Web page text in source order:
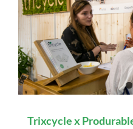
Trixcycle x